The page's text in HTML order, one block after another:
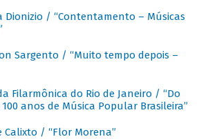
Dionizio / “Contentamento – Músicas
Sargento / “Muito tempo depois –
Filarmônica do Rio de Janeiro / “Do
anos de Música Popular Brasileira”
Calixto / “Flor Morena”